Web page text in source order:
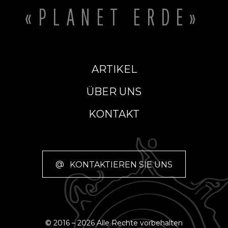
«PLANET ERDE»
ARTIKEL
ÜBER UNS
KONTAKT
@ KONTAKTIEREN SIE UNS
© 2016 – 2026 Alle Rechte vorbehalten